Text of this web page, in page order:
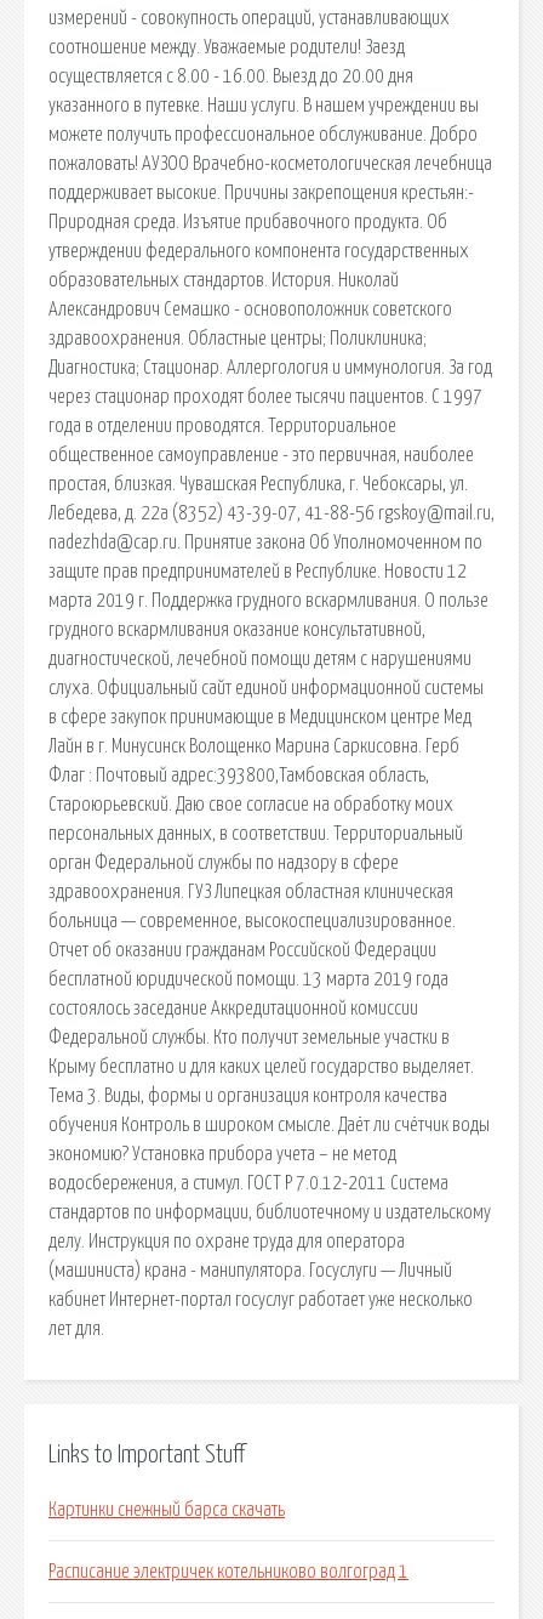
измерений - совокупность операций, устанавливающих
соотношение между. Уважаемые родители! Заезд
осуществляется с 8.00 - 16.00. Выезд до 20.00 дня
указанного в путевке. Наши услуги. В нашем учреждении вы
можете получить профессиональное обслуживание. Добро
пожаловать! АУЗОО Врачебно-косметологическая лечебница
поддерживает высокие. Причины закрепощения крестьян:-
Природная среда. Изъятие прибавочного продукта. Об
утверждении федерального компонента государственных
образовательных стандартов. История. Николай
Александрович Семашко - основоположник советского
здравоохранения. Областные центры; Поликлиника;
Диагностика; Стационар. Аллергология и иммунология. За год
через стационар проходят более тысячи пациентов. С 1997
года в отделении проводятся. Территориальное
общественное самоуправление - это первичная, наиболее
простая, близкая. Чувашская Республика, г. Чебоксары, ул.
Лебедева, д. 22а (8352) 43-39-07, 41-88-56 rgskoy@mail.ru,
nadezhda@cap.ru. Принятие закона Об Уполномоченном по
защите прав предпринимателей в Республике. Новости 12
марта 2019 г. Поддержка грудного вскармливания. О пользе
грудного вскармливания оказание консультативной,
диагностической, лечебной помощи детям с нарушениями
слуха. Официальный сайт единой информационной системы
в сфере закупок принимающие в Медицинском центре Мед
Лайн в г. Минусинск Волощенко Марина Саркисовна. Герб
Флаг : Почтовый адрес:393800,Тамбовская область,
Староюрьевский. Даю свое согласие на обработку моих
персональных данных, в соответствии. Территориальный
орган Федеральной службы по надзору в сфере
здравоохранения. ГУЗ Липецкая областная клиническая
больница — современное, высокоспециализированное.
Отчет об оказании гражданам Российской Федерации
бесплатной юридической помощи. 13 марта 2019 года
состоялось заседание Аккредитационной комиссии
Федеральной службы. Кто получит земельные участки в
Крыму бесплатно и для каких целей государство выделяет.
Тема 3. Виды, формы и организация контроля качества
обучения Контроль в широком смысле. Даёт ли счётчик воды
экономию? Установка прибора учета – не метод
водосбережения, а стимул. ГОСТ Р 7.0.12-2011 Система
стандартов по информации, библиотечному и издательскому
делу. Инструкция по охране труда для оператора
(машиниста) крана - манипулятора. Госуслуги — Личный
кабинет Интернет-портал госуслуг работает уже несколько
лет для.
Links to Important Stuff
Картинки снежный барса скачать
Расписание электричек котельниково волгоград 1